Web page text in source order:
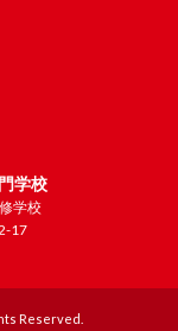
学校
学校
17
Reserved.